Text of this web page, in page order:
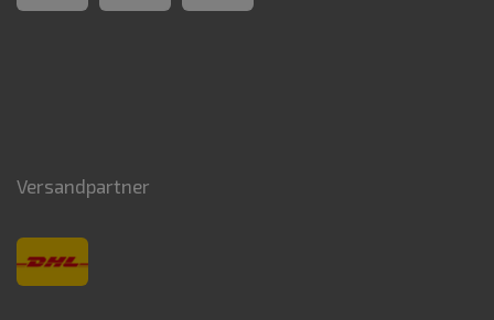
Versandpartner